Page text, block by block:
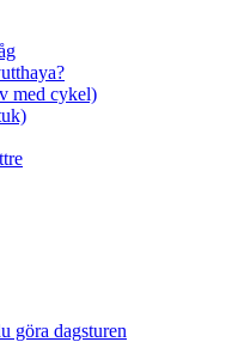
med cykel)
göra dagsturen